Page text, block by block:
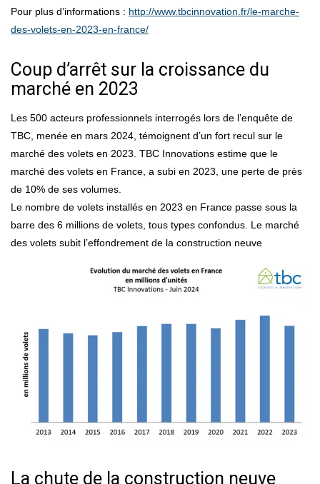
Pour plus d’informations : http://www.tbcinnovation.fr/le-marche-
des-volets-en-2023-en-france/
Coup d’arrêt sur la croissance du
marché en 2023
Les 500 acteurs professionnels interrogés lors de l’enquête de
TBC, menée en mars 2024, témoignent d’un fort recul sur le
marché des volets en 2023. TBC Innovations estime que le
marché des volets en France, a subi en 2023, une perte de près
de 10% de ses volumes.
Le nombre de volets installés en 2023 en France passe sous la
barre des 6 millions de volets, tous types confondus. Le marché
des volets subit l’effondrement de la construction neuve
La chute de la construction neuve